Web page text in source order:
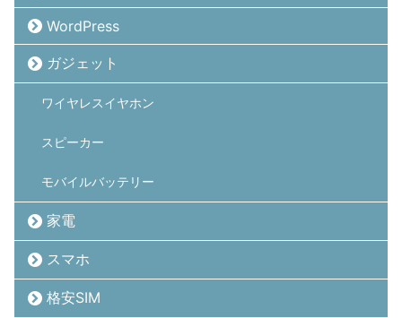
WordPress
ガジェット
ワイヤレスイヤホン
スピーカー
モバイルバッテリー
家電
スマホ
格安SIM